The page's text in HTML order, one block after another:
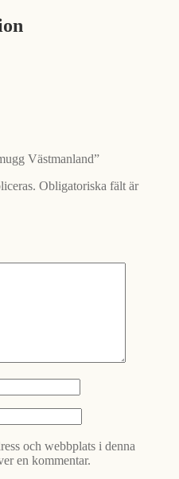
Västmanland”
Obligatoriska fält är
och webbplats i denna
en kommentar.